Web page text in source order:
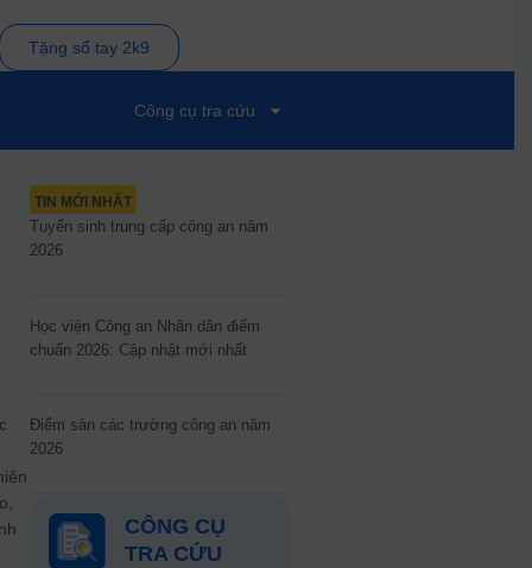
Tặng sổ tay 2k9
Công cụ tra cứu
TIN MỚI NHẤT
Tuyển sinh trung cấp công an năm
2026
Học viện Công an Nhân dân điểm
chuẩn 2026: Cập nhật mới nhất
Điểm sàn các trường công an năm
2026
CÔNG CỤ
TRA CỨU